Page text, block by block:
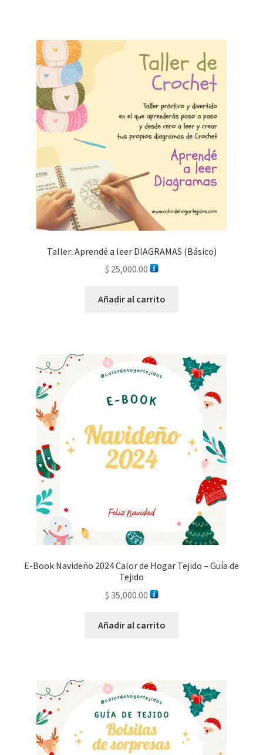
Taller: Aprendé a leer DIAGRAMAS (Básico)
$ 25,000.00
Añadir al carrito
E-Book Navideño 2024 Calor de Hogar Tejido – Guía de
Tejido
$ 35,000.00
Añadir al carrito